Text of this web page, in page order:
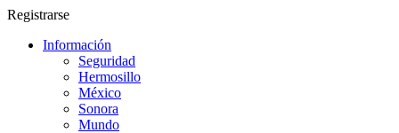
Registrarse
Información
Seguridad
Hermosillo
México
Sonora
Mundo